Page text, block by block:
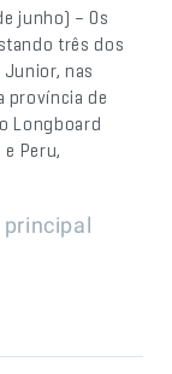
junho) – Os
três dos
nas
província de
Longboard
Peru,
principal